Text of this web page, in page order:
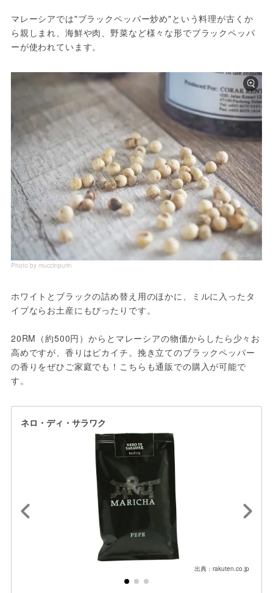
マレーシアでは"ブラックペッパー炒め"という料理が古くか
ら親しまれ、海鮮や肉、野菜など様々な形でブラックペッパ
ーが使われています。
Photo by muccinpurin
ホワイトとブラックの詰め替え用のほかに、ミルに入ったタ
イプならお土産にもぴったりです。
20RM（約500円）からとマレーシアの物価からしたら少々お
高めですが、香りはピカイチ。挽き立てのブラックペッパー
の香りをぜひご家庭でも！こちらも通販での購入が可能で
す。
ネロ・ディ・サラワク
出典：rakuten.co.jp